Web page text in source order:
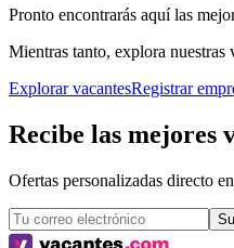
Pronto encontrarás aquí las
Mientras tanto, explora nuestras
Explorar vacantesRegistrar
Recibe las mejores
Ofertas personalizadas directo